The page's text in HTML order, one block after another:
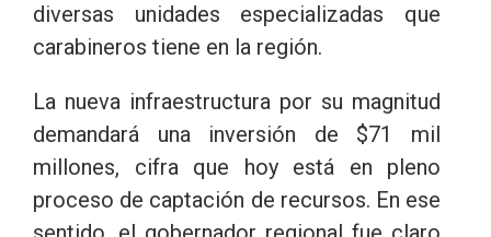
diversas unidades especializadas que
carabineros tiene en la región.
La nueva infraestructura por su magnitud
demandará una inversión de $71 mil
millones, cifra que hoy está en pleno
proceso de captación de recursos. En ese